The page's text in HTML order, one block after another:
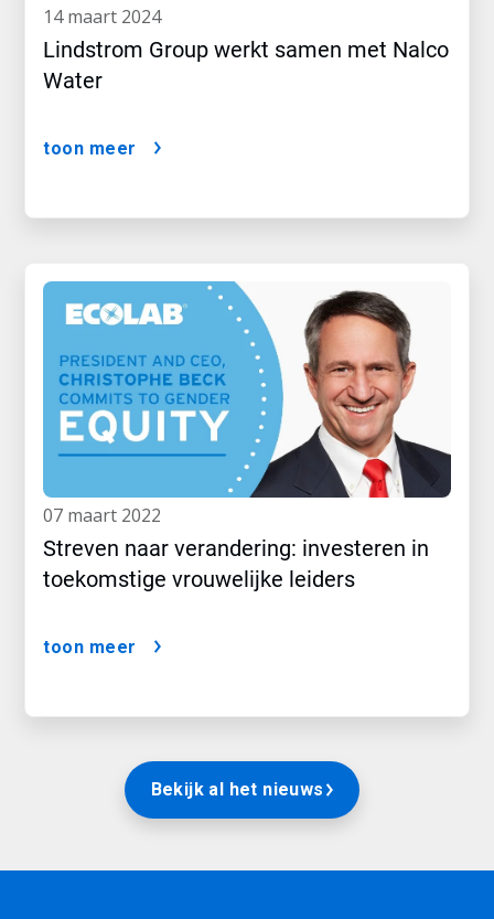
14 maart 2024
Lindstrom Group werkt samen met Nalco
Water
toon meer
07 maart 2022
Streven naar verandering: investeren in
toekomstige vrouwelijke leiders
toon meer
Bekijk al het nieuws